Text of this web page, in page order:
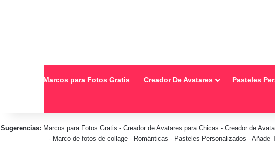
Marcos para Fotos Gratis Creador De Avatares Pasteles
Sugerencias: Marcos para Fotos Gratis - Creador de Avatares para Chicas - Creador de
- Marco de fotos de collage - Románticas - Pasteles Personalizados - Añade